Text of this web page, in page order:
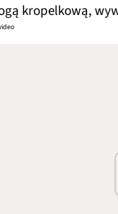
kropelkową,